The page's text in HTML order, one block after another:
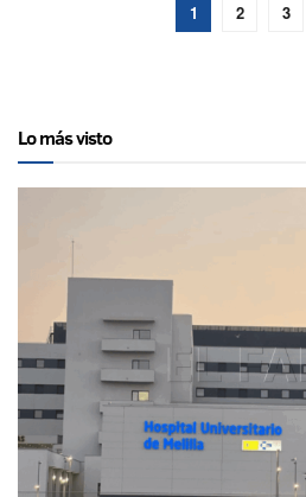
1 2 3
Lo más visto